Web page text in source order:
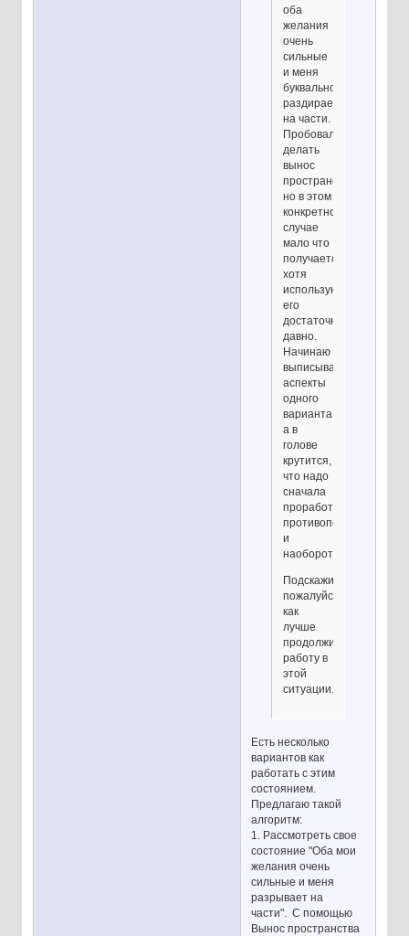
оба
желания
очень
сильные
и меня
буквально
раздирает
на части.
Пробовала
делать
вынос
пространства,
но в этом
конкретном
случае
мало что
получается,
хотя
использую
его
достаточно
давно.
Начинаю
выписывать
аспекты
одного
варианта,
а в
голове
крутится,
что надо
сначала
проработать
противоположное,
и
наоборот.
Подскажите,
пожалуйста,
как
лучше
продолжить
работу в
этой
ситуации.
Есть несколько
вариантов как
работать с этим
состоянием.
Предлагаю такой
алгоритм:
1. Рассмотреть свое
состояние "Оба мои
желания очень
сильные и меня
разрывает на
части". С помощью
Вынос пространства